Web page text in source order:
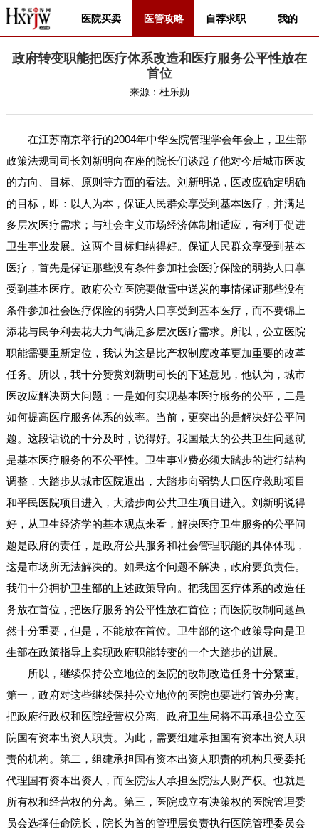
医院买卖 医管攻略 自荐求职 我的
政府转变职能把医疗体系改造和医疗服务公平性放在
首位
来源： 杜乐勋
在江苏南京举行的2004年中华医院管理学会年会上，卫生部
政策法规司司长刘新明向在座的院长们谈起了他对今后城市医改
的方向、目标、原则等方面的看法。刘新明说，医改应确定明确
的目标，即：以人为本，保证人民群众享受到基本医疗，并满足
多层次医疗需求；与社会主义市场经济体制相适应，有利于促进
卫生事业发展。这两个目标归纳得好。保证人民群众享受到基本
医疗，首先是保证那些没有条件参加社会医疗保险的弱势人口享
受到基本医疗。政府公立医院要做雪中送炭的事情保证那些没有
条件参加社会医疗保险的弱势人口享受到基本医疗，而不要锦上
添花与民争利去花大力气满足多层次医疗需求。所以，公立医院
职能需要重新定位，我认为这是比产权制度改革更加重要的改革
任务。所以，我十分赞赏刘新明司长的下述意见，他认为，城市
医改应解决两大问题：一是如何实现基本医疗服务的公平，二是
如何提高医疗服务体系的效率。当前，更突出的是解决好公平问
题。这段话说的十分及时，说得好。我国最大的公共卫生问题就
是基本医疗服务的不公平性。卫生事业费必须大踏步的进行结构
调整，大踏步从城市医院退出，大踏步向弱势人口医疗救助项目
和平民医院项目进入，大踏步向公共卫生项目进入。刘新明说得
好，从卫生经济学的基本观点来看，解决医疗卫生服务的公平问
题是政府的责任，是政府公共服务和社会管理职能的具体体现，
这是市场所无法解决的。如果这个问题不解决，政府要负责任。
我们十分拥护卫生部的上述政策导向。把我国医疗体系的改造任
务放在首位，把医疗服务的公平性放在首位；而医院改制问题虽
然十分重要，但是，不能放在首位。卫生部的这个政策导向是卫
生部在政策指导上实现政府职能转变的一个大踏步的进展。
所以，继续保持公立地位的医院的改制改造任务十分繁重。
第一，政府对这些继续保持公立地位的医院也要进行管办分离。
把政府行政权和医院经营权分离。政府卫生局将不再承担公立医
院国有资本出资人职责。为此，需要组建承担国有资本出资人职
责的机构。第二，组建承担国有资本出资人职责的机构只受委托
代理国有资本出资人，而医院法人承担医院法人财产权。也就是
所有权和经营权的分离。第三，医院成立有决策权的医院管理委
员会选择任命院长，院长为首的管理层负责执行医院管理委员会